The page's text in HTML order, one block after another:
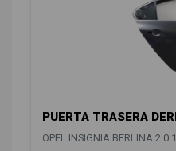
PUERTA TRASERA
OPEL INSIGNIA BERLINA 2.0